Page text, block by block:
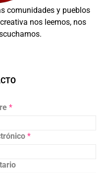
comunidades y pueblos
nos leemos, nos
*
*